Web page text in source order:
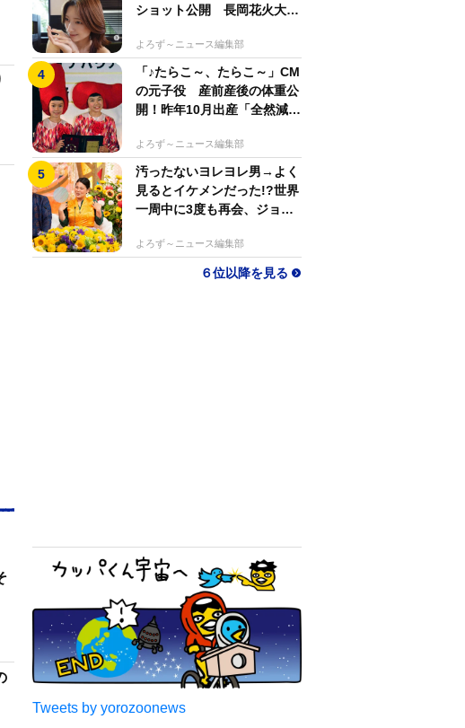
ショット公開 長岡花火大会
よろず～ニュース編集部
「♪たらこ～、たらこ～」CM
の元子役 産前産後の体重公
開！昨年10月出産「全然減ら
よろず～ニュース編集部
汚ったないヨレヨレ男→よく
見るとイケメンだった!?世界
一周中に3度も再会、ジョー
へ！【新婚さん】
よろず～ニュース編集部
６位以降を見る
Tweets by yorozoonews